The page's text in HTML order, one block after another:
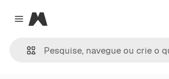
Close menu
Magnific